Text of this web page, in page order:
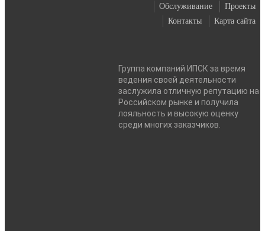
Обслуживание
Проекты
Контакты
Карта сайта
Группа компаний ИПСК за время
ведения своей деятельности
заслужила отличную репутацию на
Российском рынке и получила
лояльность и высокую оценку
среди многих заказчиков.